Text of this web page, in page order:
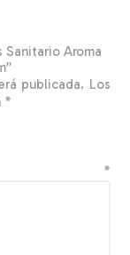
Aroma
publicada. Los
*
*